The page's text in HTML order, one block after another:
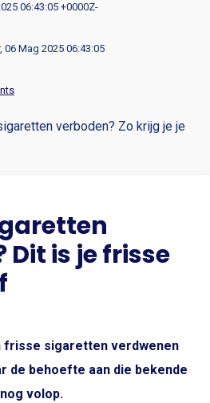
06:43:05 +0000Z-
06 Mag 2025 06:43:05
verboden? Zo krijg je je
Dit is je frisse
frisse sigaretten verdwenen
de behoefte aan die bekende
volop.